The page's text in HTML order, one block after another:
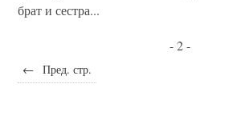
брат и сестра...
- 2 -
← Пред. стр.